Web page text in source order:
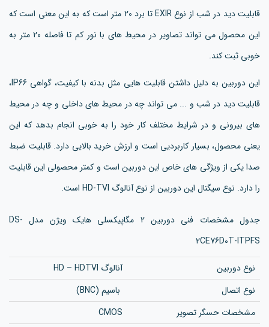
قابلیت دید در شب از نوع EXIR تا برد 20 متر است که به این معنی است که
این محصول می تواند تصاویر در محیط های با نور کم تا فاصله 20 متر به
خوبی ثبت کند.
این دوربین به دلیل داشتن قابلیت هایی مثل بدنه با کیفیت، گواهی IP66،
قابلیت دید در شب و ... می تواند چه در محیط های داخلی و چه در محیط
های بیرونی و در شرایط مختلف کار خود را به خوبی انجام بدهد که این
یعنی محصول، بسیار کاربردیی است و ارزش خرید بالایی دارد. قابلیت ضبط
صدا یکی از ویژگی های خاص این دوربین است و کمتر محصولی این قابلیت
را دارد. نوع سیگنال این دوربین از نوع آنالوگ HD-TVI است.
جدول مشخصات فنی دوربین 2 مگاپیکسلی هایک ویژن مدل DS-
2CE76D0T-ITPFS
نوع دوربین
آنالوگ HD – HDTVI
نوع اتصال
باسیم (BNC)
مشخصات حسگر تصویر
CMOS